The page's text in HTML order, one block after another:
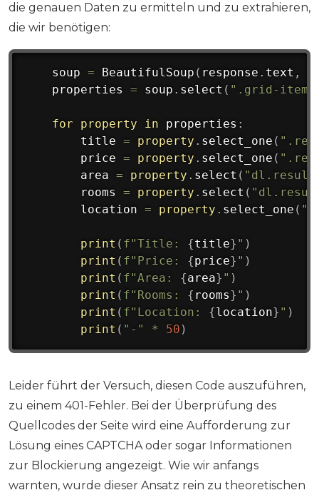
die genauen Daten zu ermitteln und zu extrahieren,
die wir benötigen:
    soup
= BeautifulSoup ( response . text ,
    properties
= soup . select ( ".grid-
for property in properties :
        title
= property . select_one (
        price
= property . select_one (
        area
= property . select (
        rooms
= property . select (
        location
= property . select_one (
print ( f"Title: {title} " )
print ( f"Price: {price} " )
print ( f"Area: {area} " )
print ( f"Rooms: { rooms} " )
print ( f"Location: {location} " )
print ( "-" * 50 )
Leider führt der Versuch, diesen Code auszuführen,
zu einem 401-Fehler. Bei der Überprüfung des
Quellcodes der Seite wird eine Aufforderung zur
Lösung eines CAPTCHA oder sogar Informationen
zur Blockierung angezeigt. Wie wir anfangs
warnten, wurde dieser Ansatz rein zu theoretischen